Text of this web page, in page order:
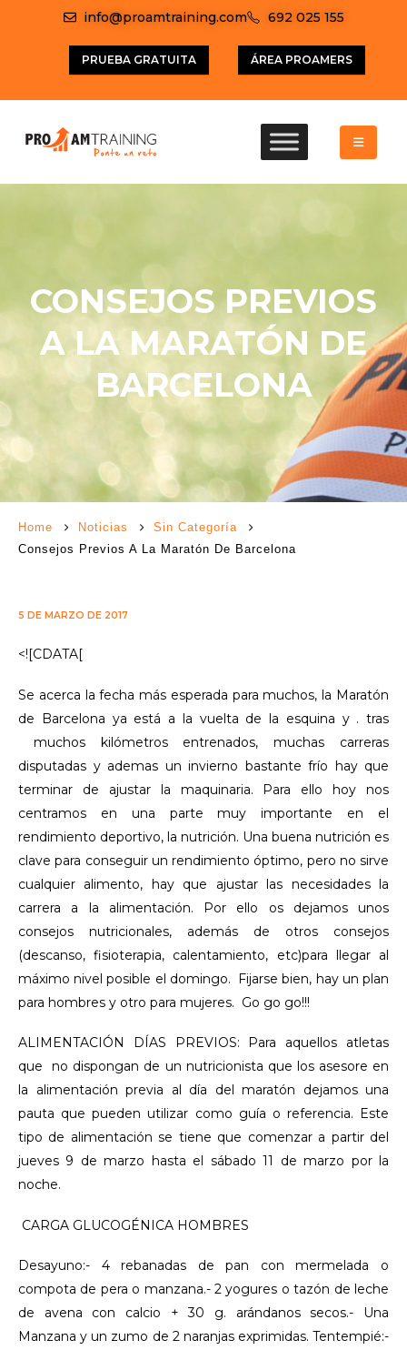
info@proamtraining.com 692 025 155
PRUEBA GRATUITA ÁREA PROAMERS
CONSEJOS PREVIOS
A LA MARATÓN DE
BARCELONA
Home Noticias
Sin Categoría
Consejos Previos A La Maratón De Barcelona
5 DE MARZO DE 2017
<![CDATA[
Se acerca la fecha más esperada para muchos, la Maratón
de Barcelona ya está a la vuelta de la esquina y . tras
muchos kilómetros entrenados, muchas carreras
disputadas y ademas un invierno bastante frío hay que
terminar de ajustar la maquinaria. Para ello hoy nos
centramos en una parte muy importante en el
rendimiento deportivo, la nutrición. Una buena nutrición es
clave para conseguir un rendimiento óptimo, pero no sirve
cualquier alimento, hay que ajustar las necesidades la
carrera a la alimentación. Por ello os dejamos unos
consejos nutricionales, además de otros consejos
(descanso, fisioterapia, calentamiento, etc)para llegar al
máximo nivel posible el domingo. Fijarse bien, hay un plan
para hombres y otro para mujeres. Go go go!!!
ALIMENTACIÓN DÍAS PREVIOS: Para aquellos atletas
que no dispongan de un nutricionista que los asesore en
la alimentación previa al día del maratón dejamos una
pauta que pueden utilizar como guía o referencia. Este
tipo de alimentación se tiene que comenzar a partir del
jueves 9 de marzo hasta el sábado 11 de marzo por la
noche.
CARGA GLUCOGÉNICA HOMBRES
Desayuno:- 4 rebanadas de pan con mermelada o
compota de pera o manzana.- 2 yogures o tazón de leche
de avena con calcio + 30 g. arándanos secos.- Una
Manzana y un zumo de 2 naranjas exprimidas. Tentempié:-